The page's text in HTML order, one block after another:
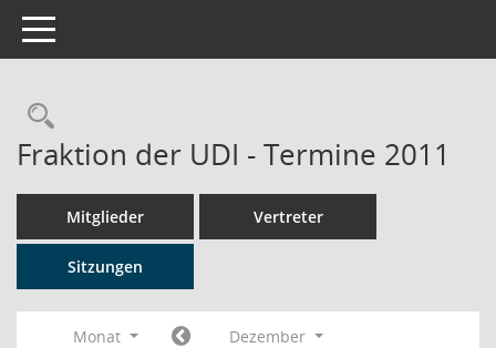
Toggle navigation
Rechercheauswahl
Fraktion der UDI - Termine 2011
Mitglieder Vertreter
Sitzungen
Monat
Dezember